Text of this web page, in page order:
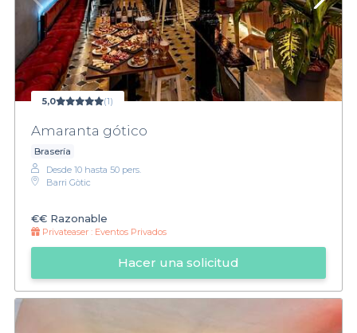
5,0 (1)
Amaranta gótico
Brasería
Desde 10 hasta 50 pers.
Barri Gòtic
€€ Razonable
Privateaser : Eventos Privados
Hacer una solicitud